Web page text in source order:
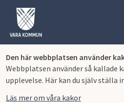
Den här webbplatsen använder
Webbplatsen använder så
upplevelse. Här kan du själv ställa
Läs mer om våra kakor